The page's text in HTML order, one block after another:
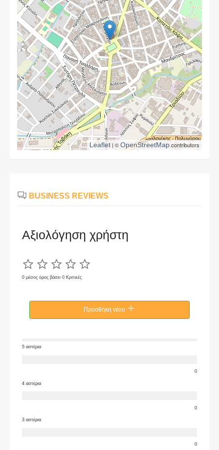
Leaflet | ©OpenStreetMapcontributors
BUSINESS REVIEWS
Αξιολόγηση χρήστη
0 μέσος όρος βάσει 0 Κριτικές
Προσθήκη νέου
5 αστέρια
0
4 αστέρια
0
3 αστέρια
0